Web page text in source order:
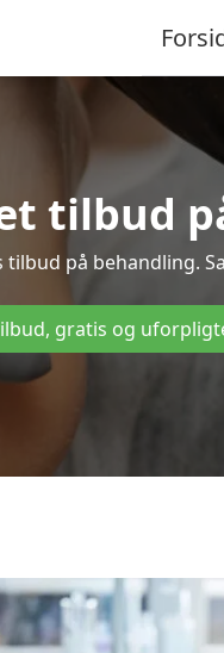
tilbud
på behandling.
gratis og